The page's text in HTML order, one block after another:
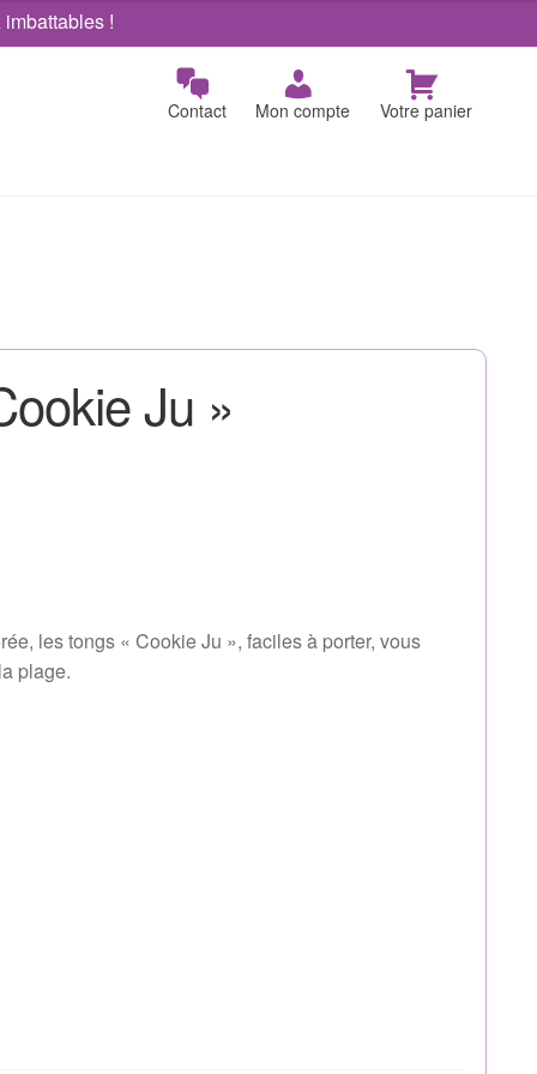
!
Contact
Mon compte Votre panier
Ju »
les tongs « Cookie Ju », faciles à porter, vous
plage.